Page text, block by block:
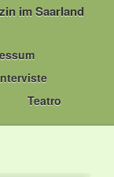
im Saarland
Teatro